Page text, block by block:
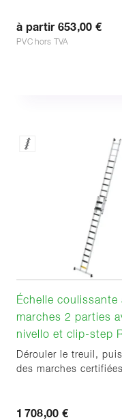
à partir 653,00 €
PVC hors TVA
Échelle coulissante
marches 2 parties
nivello et clip-step
Dérouler le treuil,
des marches certifiées
1 708,00 €